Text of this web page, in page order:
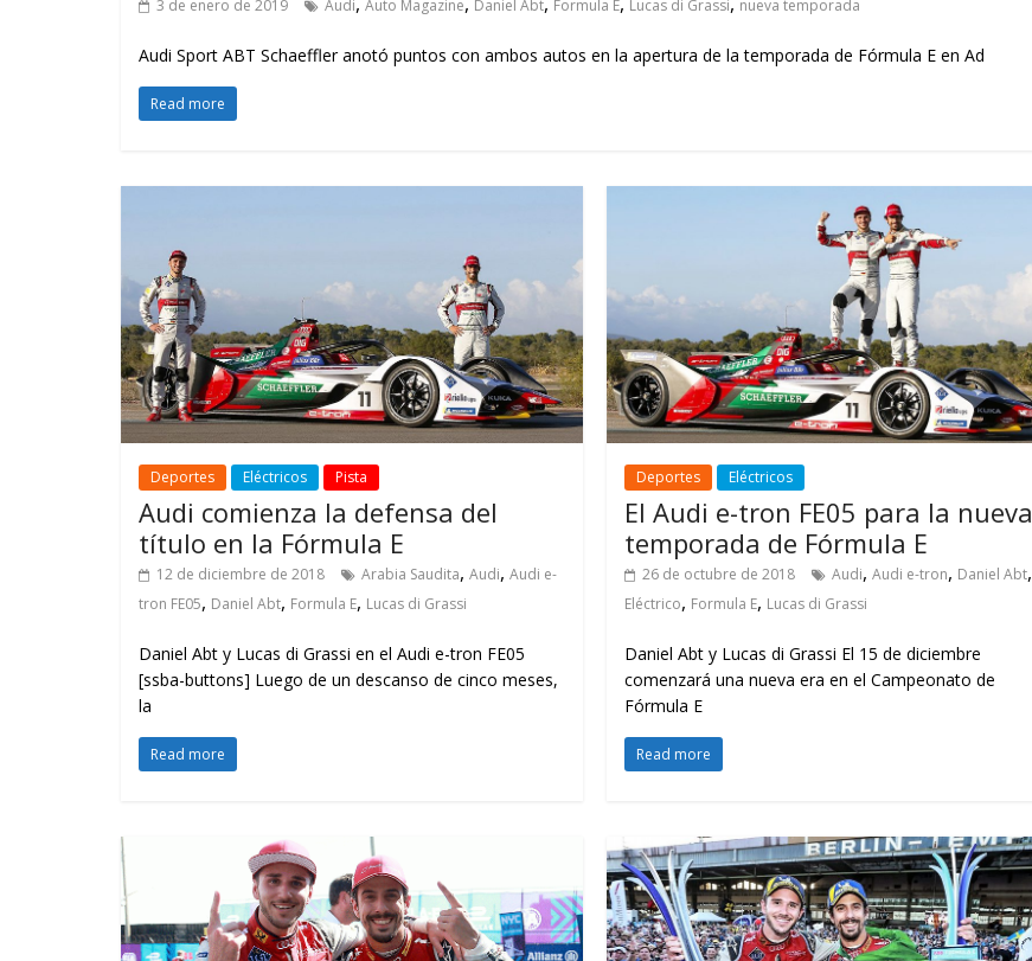
3 de enero de 2019 Audi Auto Magazine Daniel Abt Formula E Lucas di Grassi nueva temporada
Audi Sport ABT Schaeffler anotó puntos con ambos autos en la apertura de la temporada de Fórmula E en Ad
Read more
Deportes Eléctricos Pista
Audi comienza la defensa del
título en la Fórmula E
12 de diciembre de 2018 Arabia Saudita, Audi, Audi e-
tron FE05, Daniel Abt, Formula E, Lucas di Grassi
Daniel Abt y Lucas di Grassi en el Audi e-tron FE05
[ssba-buttons] Luego de un descanso de cinco meses,
la
Read more
Deportes Eléctricos
El Audi e-tron FE05 para la nueva
temporada de Fórmula E
26 de octubre de 2018 Audi,Audi e-tron, Daniel Abt,
Eléctrico, Formula E, Lucas di Grassi
Daniel Abt y Lucas di Grassi El 15 de diciembre
comenzará una nueva era en el Campeonato de
Fórmula E
Read more